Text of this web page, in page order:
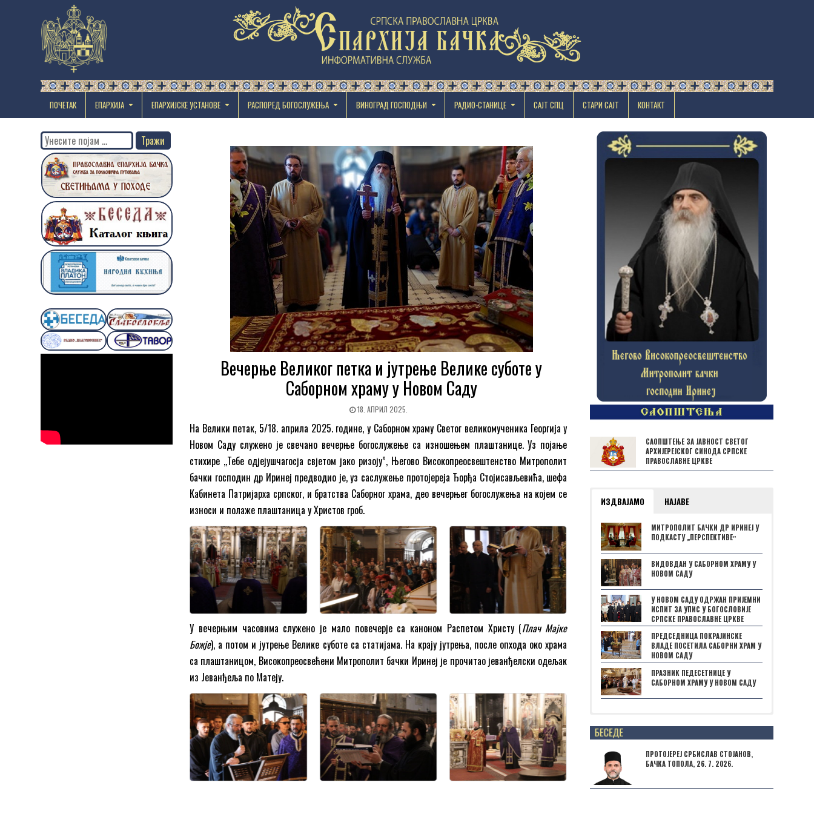
ПОЧЕТАК ЕПАРХИЈА EПАРХИЈСКЕ УСТАНОВЕ РАСПОРЕД БОГОСЛУЖЕЊА ВИНОГРАД ГОСПОДЊИ РАДИО-СТАНИЦЕ САЈТ СПЦ СТАРИ САЈТ КОНТАКТ
Вечерње Великог петка и јутрење Велике суботе у
Саборном храму у Новом Саду
18. АПРИЛ 2025.
На Велики петак, 5/18. априла 2025. године, у Саборном храму Светог великомученика Георгија у
Новом Саду служено је свечано вечерње богослужење са изношењем плаштанице. Уз појање
стихире ,,Тебе одјејушчагосја свјетом јако ризоју”, Његово Високопреосвештенство Митрополит
бачки господин др Иринеј предводио је, уз саслужење протојереја Ђорђа Стојисављевића, шефа
Кабинета Патријарха српског, и братства Саборног храма, део вечерњег богослужења на којем се
износи и полаже плаштаница у Христов гроб.
У вечерњим часовима служено је мало повечерје са каноном Распетом Христу (Плач Мајке
Божје), а потом и јутрење Велике суботе са статијама. На крају јутрења, после опхода око храма
са плаштаницом, Високопреосвећени Митрополит бачки Иринеј је прочитао јеванђелски одељак
из Јеванђеља по Матеју.
Search
for:
САОПШТЕЊЕ ЗА ЈАВНОСТ СВЕТОГ
АРХИЈЕРЕЈСКОГ СИНОДА СРПСКЕ
ПРАВОСЛАВНЕ ЦРКВЕ
ИЗДВАЈАМО НАЈАВЕ
МИТРОПОЛИТ БАЧКИ ДР ИРИНЕЈ У
ПОДКАСТУ „ПЕРСПЕКТИВЕˮ
ВИДОВДАН У САБОРНОМ ХРАМУ У
НОВОМ САДУ
У НОВОМ САДУ ОДРЖАН ПРИЈЕМНИ
ИСПИТ ЗА УПИС У БОГОСЛОВИЈЕ
СРПСКЕ ПРАВОСЛАВНЕ ЦРКВЕ
ПРЕДСЕДНИЦА ПОКРАЈИНСКЕ
ВЛАДЕ ПОСЕТИЛА САБОРНИ ХРАМ У
НОВОМ САДУ
ПРАЗНИК ПЕДЕСЕТНИЦЕ У
САБОРНОМ ХРАМУ У НОВОМ САДУ
Posts not found
ПРОТОЈЕРЕЈ СРБИСЛАВ СТОЈАНОВ,
БАЧКА ТОПОЛА, 26. 7. 2026.